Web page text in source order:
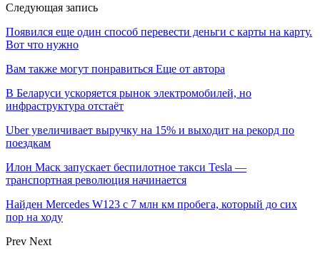
Следующая запись
Появился еще один способ перевести деньги с карты на карту.
Вот что нужно
Вам также могут понравиться Еще от автора
В Беларуси ускоряется рынок электромобилей, но
инфраструктура отстаёт
Uber увеличивает выручку на 15% и выходит на рекорд по
поездкам
Илон Маск запускает беспилотное такси Tesla —
транспортная революция начинается
Найден Mercedes W123 с 7 млн км пробега, который до сих
пор на ходу
Prev Next